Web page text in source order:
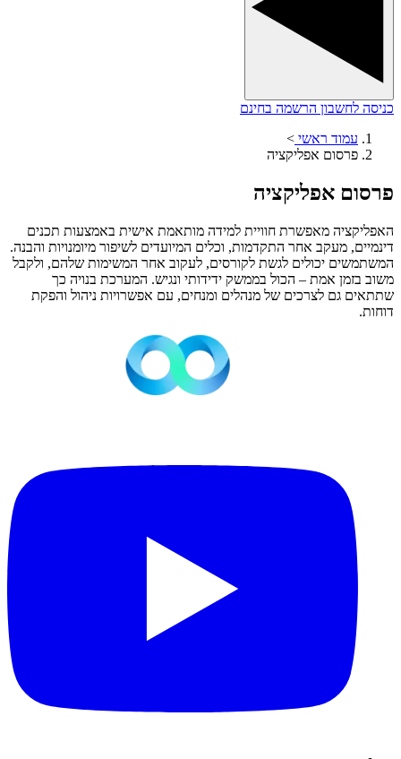
כניסה לחשבון הרשמה בחינם
עמוד ראשי >
פרסום אפליקציה
פרסום אפליקציה
האפליקציה מאפשרת חוויית למידה מותאמת אישית באמצעות תכנים
דינמיים, מעקב אחר התקדמות, וכלים המיועדים לשיפור מיומנויות והבנה.
המשתמשים יכולים לגשת לקורסים, לעקוב אחר המשימות שלהם, ולקבל
משוב בזמן אמת – הכול בממשק ידידותי ונגיש. המערכת בנויה כך
שתתאים גם לצרכים של מנהלים ומנחים, עם אפשרויות ניהול והפקת
דוחות.